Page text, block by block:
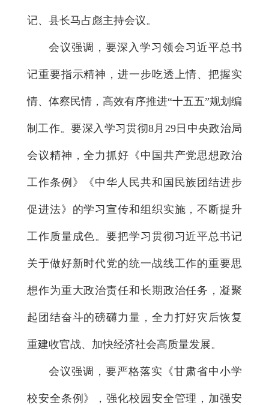
记、县长马占彪主持会议。
会议强调，要深入学习领会习近平总书
记重要指示精神，进一步吃透上情、把握实
情、体察民情，高效有序推进“十五五”规划编
制工作。要深入学习贯彻8月29日中央政治局
会议精神，全力抓好《中国共产党思想政治
工作条例》《中华人民共和国民族团结进步
促进法》的学习宣传和组织实施，不断提升
工作质量成色。要把学习贯彻习近平总书记
关于做好新时代党的统一战线工作的重要思
想作为重大政治责任和长期政治任务，凝聚
起团结奋斗的磅礴力量，全力打好灾后恢复
重建收官战、加快经济社会高质量发展。
会议强调，要严格落实《甘肃省中小学
校安全条例》，强化校园安全管理，加强安